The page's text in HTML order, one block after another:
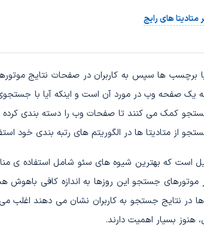
متادیتا های رایج
یک صفحه وب در مورد آن است و اینکه آیا با
کمک می کنند تا صفحات وب را دسته بندی کرده
از متادیتا ها در الگوریتم های رتبه بندی خود
است که بهترین شیوه های سئو شامل استفاده ی
موتورهای جستجو این روزها به اندازه کافی
در نتایج جستجو به کاربران نشان می دهند اغلب
هنوز بسیار اهمیت دارند.